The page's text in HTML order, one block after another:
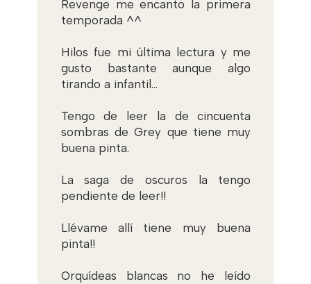
Revenge me encanto la primera
temporada ^^
Hilos fue mi última lectura y me
gusto bastante aunque algo
tirando a infantil...
Tengo de leer la de cincuenta
sombras de Grey que tiene muy
buena pinta.
La saga de oscuros la tengo
pendiente de leer!!
Llévame allí tiene muy buena
pinta!!
Orquídeas blancas no he leído